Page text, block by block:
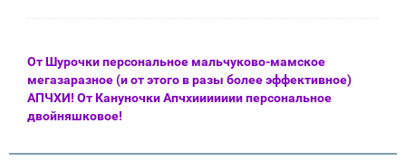
От Шурочки персональное мальчуково-мамское
мегазаразное (и от этого в разы более эффективное)
АПЧХИ! От Кануночки Апчхиииииии персональное
двойняшковое!